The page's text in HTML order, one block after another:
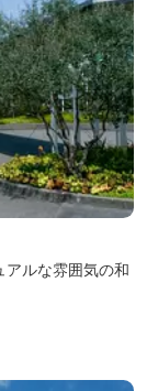
ルな雰囲気の和